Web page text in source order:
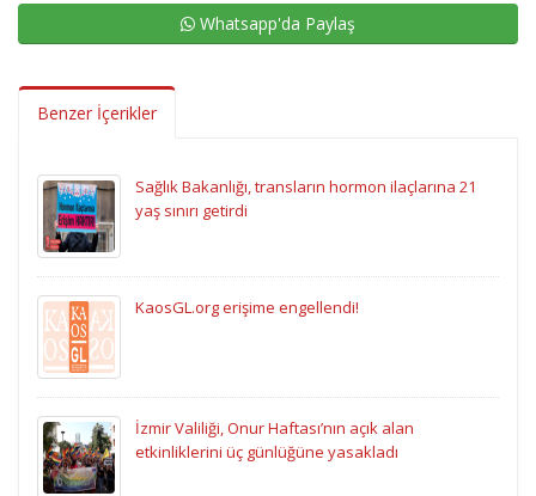
Whatsapp'da Paylaş
Benzer İçerikler
Sağlık Bakanlığı, transların hormon ilaçlarına 21
yaş sınırı getirdi
KaosGL.org erişime engellendi!
İzmir Valiliği, Onur Haftası’nın açık alan
etkinliklerini üç günlüğüne yasakladı